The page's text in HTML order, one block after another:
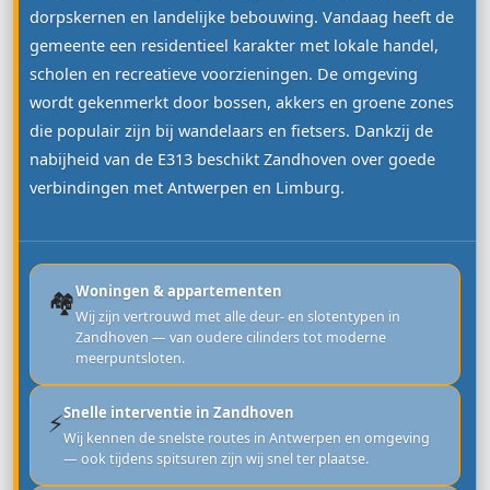
dorpskernen en landelijke bebouwing. Vandaag heeft de
gemeente een residentieel karakter met lokale handel,
scholen en recreatieve voorzieningen. De omgeving
wordt gekenmerkt door bossen, akkers en groene zones
die populair zijn bij wandelaars en fietsers. Dankzij de
nabijheid van de E313 beschikt Zandhoven over goede
verbindingen met Antwerpen en Limburg.
🏘️Woningen & appartementen
Wij zijn vertrouwd met alle deur- en slotentypen in
Zandhoven — van oudere cilinders tot moderne
meerpuntsloten.
⚡Snelle interventie in Zandhoven
Wij kennen de snelste routes in Antwerpen en omgeving
— ook tijdens spitsuren zijn wij snel ter plaatse.